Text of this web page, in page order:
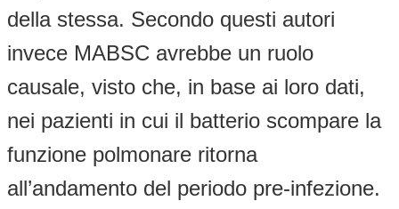
della stessa. Secondo questi autori
invece MABSC avrebbe un ruolo
causale, visto che, in base ai loro dati,
nei pazienti in cui il batterio scompare la
funzione polmonare ritorna
all’andamento del periodo pre-infezione.